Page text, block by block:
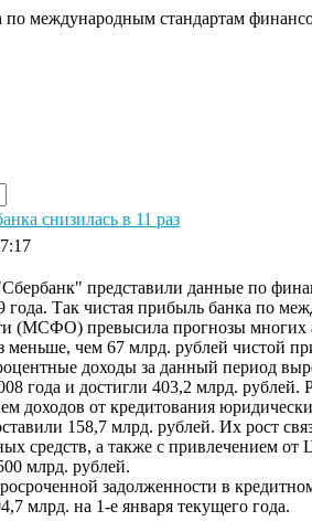
по международным стандартам
снизилась в 11 раз
представили данные по
года. Так чистая прибыль банка по
(МСФО) превысила прогнозы многих
меньше, чем 67 млрд. рублей чистой
доходы за данный период
года и достигли 403,2 млрд. рублей.
доходов от кредитования
158,7 млрд. рублей. Их рост
средств, а также с привлечением от
млрд. рублей.
задолженности в
млрд. на 1-е января текущего года.